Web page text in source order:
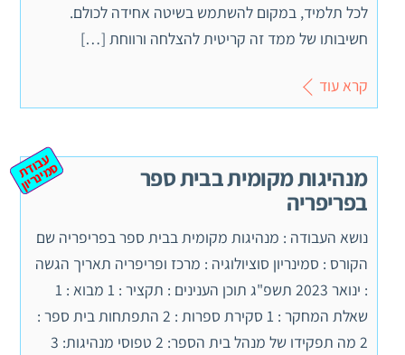
לכל תלמיד, במקום להשתמש בשיטה אחידה לכולם.
חשיבותו של ממד זה קריטית להצלחה ורווחת […]
קרא עוד
מנהיגות מקומית בבית ספר
בפריפריה
ע
ב
וד
ת
ס
מ
ינ
ר
יון
נושא העבודה : מנהיגות מקומית בבית ספר בפריפריה שם
הקורס : סמינריון סוציולוגיה : מרכז ופריפריה תאריך הגשה
: ינואר 2023 תשפ"ג תוכן הענינים : תקציר : 1 מבוא : 1
שאלת המחקר : 1 סקירת ספרות : 2 התפתחות בית ספר :
2 מה תפקידו של מנהל בית הספר: 2 טפוסי מנהיגות: 3